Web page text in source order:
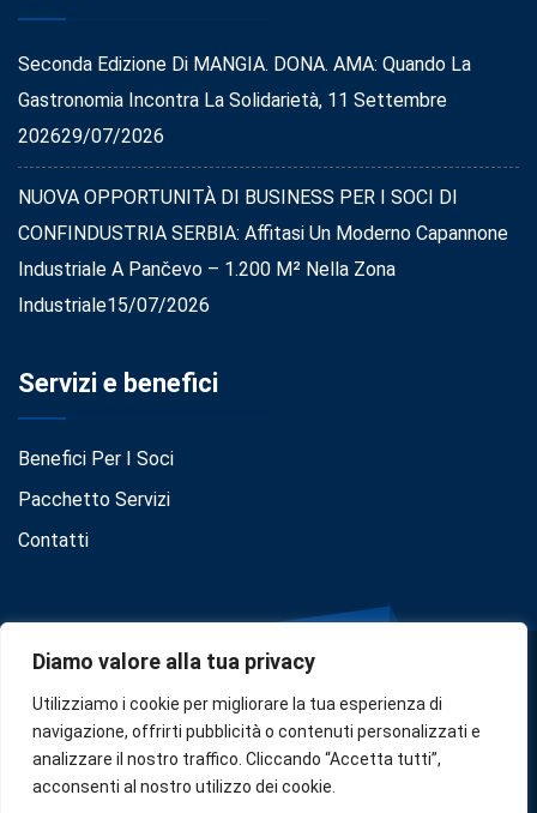
Diamo valore alla tua privacy
Utilizziamo i cookie per migliorare la tua esperienza di
navigazione, offrirti pubblicità o contenuti personalizzati e
analizzare il nostro traffico. Cliccando “Accetta tutti”,
acconsenti al nostro utilizzo dei cookie.
Seconda Edizione Di MANGIA. DONA. AMA: Quando La
Gastronomia Incontra La Solidarietà, 11 Settembre
202629/07/2026
NUOVA OPPORTUNITÀ DI BUSINESS PER I SOCI DI
CONFINDUSTRIA SERBIA: Affitasi Un Moderno Capannone
Industriale A Pančevo – 1.200 M² Nella Zona
Industriale15/07/2026
Servizi e benefici
Benefici Per I Soci
Pacchetto Servizi
Contatti
Privacy•Cookie Policy•Disclaimer